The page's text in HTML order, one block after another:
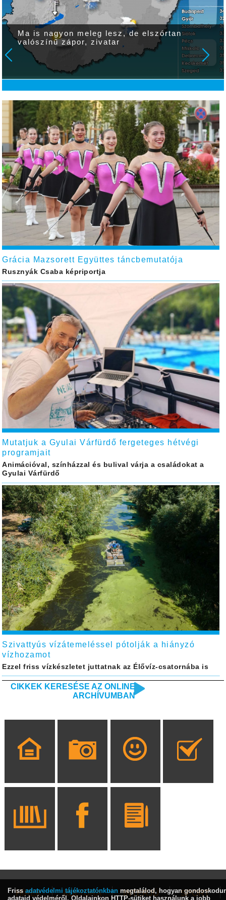
Ma is nagyon meleg lesz, de elszórtan
valószínű zápor, zivatar
Grácia Mazsorett Együttes táncbemutatója
Rusznyák Csaba képriportja
Mutatjuk a Gyulai Várfürdő fergeteges hétvégi
programjait
Animációval, színházzal és bulival várja a családokat a
Gyulai Várfürdő
Szivattyús vízátemeléssel pótolják a hiányzó
vízhozamot
Ezzel friss vízkészletet juttatnak az Élővíz-csatornába is
CIKKEK KERESÉSE AZ ONLINE
ARCHÍVUMBAN
HÍREK KULTÚRA INTERJÚ SPORT
Friss adatvédelmi tájékoztatónkban megtalálod, hogyan
adataid védelméről. Oldalainkon HTTP-sütiket használunk a jobb